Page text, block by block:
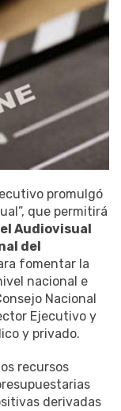
promulgó
que permitirá
Audiovisual
del
fomentar la
nacional e
Nacional
Ejecutivo y
y privado.
recursos
derivadas